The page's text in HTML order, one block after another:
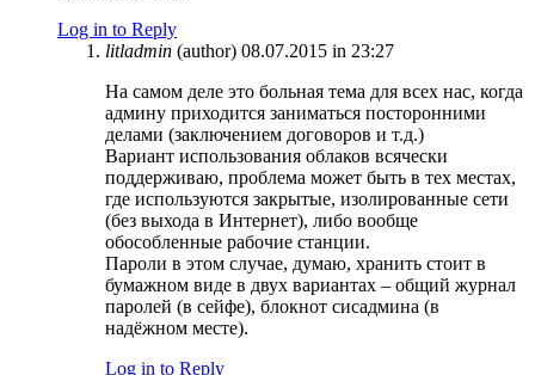
Log in to Reply
litladmin (author) 08.07.2015 in 23:27
На самом деле это больная тема для всех нас, когда
админу приходится заниматься посторонними
делами (заключением договоров и т.д.)
Вариант использования облаков всячески
поддерживаю, проблема может быть в тех местах,
где используются закрытые, изолированные сети
(без выхода в Интернет), либо вообще
обособленные рабочие станции.
Пароли в этом случае, думаю, хранить стоит в
бумажном виде в двух вариантах – общий журнал
паролей (в сейфе), блокнот сисадмина (в
надёжном месте).
Log in to Reply